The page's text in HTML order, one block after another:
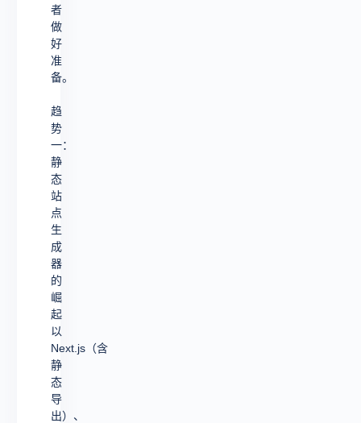
者
做
好
准
备。
趋
势
一：
静
态
站
点
生
成
器
的
崛
起
以
Next.js（含
静
态
导
出）、